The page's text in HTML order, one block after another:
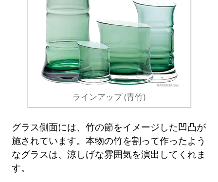
ラインアップ (青竹)
グラス側面には、竹の節をイメージした凹凸が
施されています。本物の竹を割って作ったよう
なグラスは、涼しげな雰囲気を演出してくれま
す。